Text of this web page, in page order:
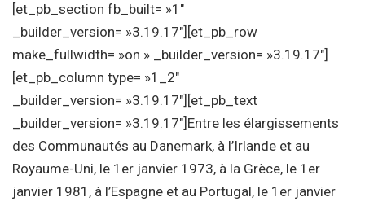
[et_pb_section fb_built= »1″
_builder_version= »3.19.17″][et_pb_row
make_fullwidth= »on » _builder_version= »3.19.17″]
[et_pb_column type= »1_2″
_builder_version= »3.19.17″][et_pb_text
_builder_version= »3.19.17″]Entre les élargissements
des Communautés au Danemark, à l’Irlande et au
Royaume-Uni, le 1er janvier 1973, à la Grèce, le 1er
janvier 1981, à l’Espagne et au Portugal, le 1er janvier